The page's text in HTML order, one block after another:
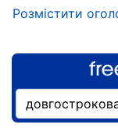
Розмістити